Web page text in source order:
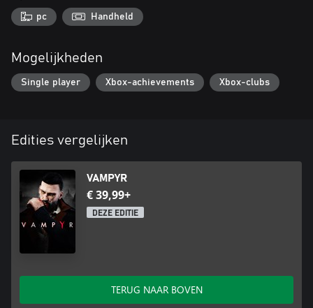
pc Handheld
Mogelijkheden
Single player Xbox-achievements Xbox-clubs
Edities vergelijken
VAMPYR
€ 39,99+
DEZE EDITIE
TERUG NAAR BOVEN